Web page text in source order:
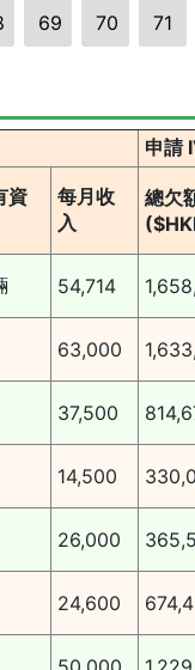
69 70 71
申請
資
每月收
入
總欠
54,714
63,000
37,500
14,500
26,000
24,600